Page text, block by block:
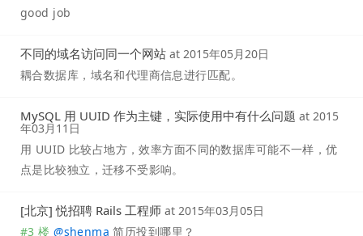
good job
不同的域名访问同一个网站 at 2015年05月20日
耦合数据库，域名和代理商信息进行匹配。
MySQL 用 UUID 作为主键，实际使用中有什么问题 at 2015
年03月11日
用 UUID 比较占地方，效率方面不同的数据库可能不一样，优
点是比较独立，迁移不受影响。
[北京] 悦招聘 Rails 工程师 at 2015年03月05日
#3 楼 @shenma 简历投到哪里？